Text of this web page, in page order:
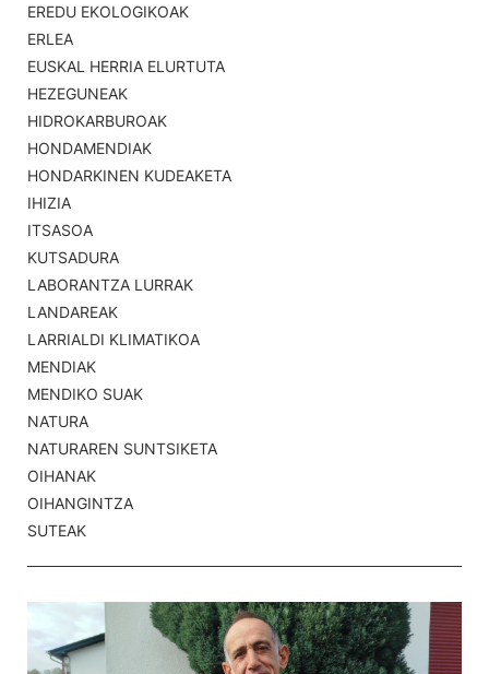
EREDU EKOLOGIKOAK
ERLEA
EUSKAL HERRIA ELURTUTA
HEZEGUNEAK
HIDROKARBUROAK
HONDAMENDIAK
HONDARKINEN KUDEAKETA
IHIZIA
ITSASOA
KUTSADURA
LABORANTZA LURRAK
LANDAREAK
LARRIALDI KLIMATIKOA
MENDIAK
MENDIKO SUAK
NATURA
NATURAREN SUNTSIKETA
OIHANAK
OIHANGINTZA
SUTEAK